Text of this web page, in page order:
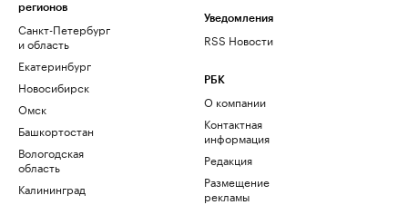
регионов
Санкт-Петербург
и область
Екатеринбург
Новосибирск
Омск
Башкортостан
Вологодская
область
Калининград
Уведомления
RSS Новости
РБК
О компании
Контактная
информация
Редакция
Размещение
рекламы